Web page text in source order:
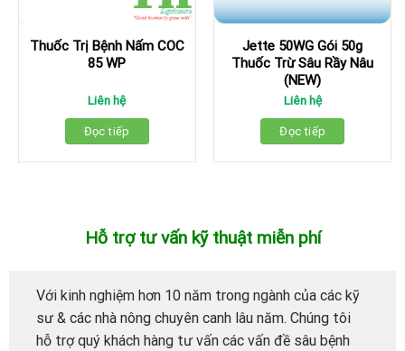
Thuốc Trị Bệnh Nấm COC
85 WP
Liên hệ
Đọc tiếp
Jette 50WG Gói 50g
Thuốc Trừ Sâu Rầy Nâu
(NEW)
Liên hệ
Đọc tiếp
Hỗ trợ tư vấn kỹ thuật miễn phí
Với kinh nghiệm hơn 10 năm trong ngành của các kỹ
sư & các nhà nông chuyên canh lâu năm. Chúng tôi
hỗ trợ quý khách hàng tư vấn các vấn đề sâu bệnh